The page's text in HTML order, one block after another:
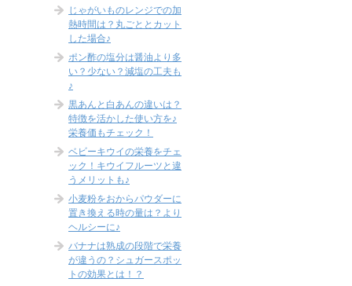
じゃがいものレンジでの加
熱時間は？丸ごととカット
した場合♪
ポン酢の塩分は醤油より多
い？少ない？減塩の工夫も
♪
黒あんと白あんの違いは？
特徴を活かした使い方を♪
栄養価もチェック！
ベビーキウイの栄養をチェ
ック！キウイフルーツと違
うメリットも♪
小麦粉をおからパウダーに
置き換える時の量は？より
ヘルシーに♪
バナナは熟成の段階で栄養
が違うの？シュガースポッ
トの効果とは！？